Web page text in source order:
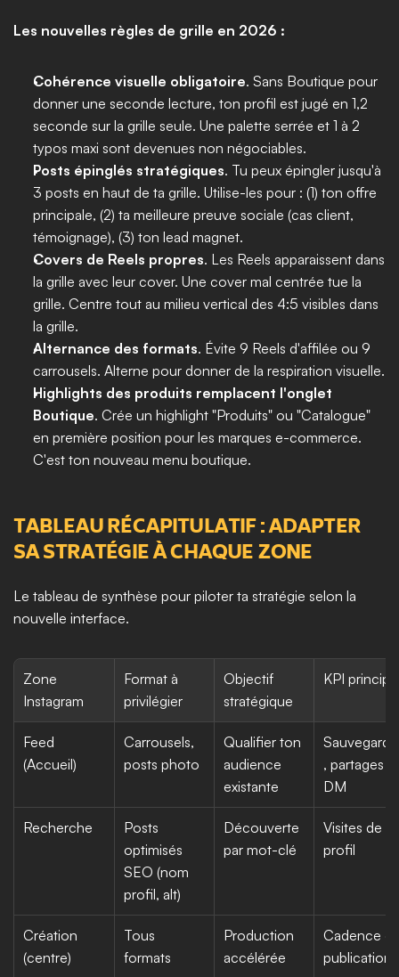
Les nouvelles règles de grille en 2026 :
Cohérence visuelle obligatoire. Sans Boutique pour
donner une seconde lecture, ton profil est jugé en 1,2
seconde sur la grille seule. Une palette serrée et 1 à 2
typos maxi sont devenues non négociables.
Posts épinglés stratégiques. Tu peux épingler jusqu'à
3 posts en haut de ta grille. Utilise-les pour : (1) ton offre
principale, (2) ta meilleure preuve sociale (cas client,
témoignage), (3) ton lead magnet.
Covers de Reels propres. Les Reels apparaissent dans
la grille avec leur cover. Une cover mal centrée tue la
grille. Centre tout au milieu vertical des 4:5 visibles dans
la grille.
Alternance des formats. Évite 9 Reels d'affilée ou 9
carrousels. Alterne pour donner de la respiration visuelle.
Highlights des produits remplacent l'onglet
Boutique. Crée un highlight "Produits" ou "Catalogue"
en première position pour les marques e-commerce.
C'est ton nouveau menu boutique.
TABLEAU RÉCAPITULATIF : ADAPTER
SA STRATÉGIE À CHAQUE ZONE
Le tableau de synthèse pour piloter ta stratégie selon la
nouvelle interface.
Zone
Instagram
Format à
privilégier
Objectif
stratégique
KPI principal
Feed
(Accueil)
Carrousels,
posts photo
Qualifier ton
audience
existante
, partages
DM
Recherche
Posts
optimisés
SEO (nom
profil, alt)
Découverte
par mot-clé
Visites de
profil
Création
(centre)
Tous
formats
Production
accélérée
Cadence
publication